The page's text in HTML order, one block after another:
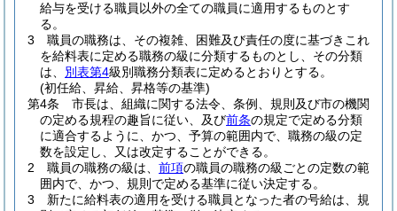
給与を受ける職員以外の全ての職員に適用するものとす
る。
3
職員の職務は、その複雑、困難及び責任の度に基づきこれ
を給料表に定める職務の級に分類するものとし、その分類
は、 別表第4級別職務分類表に定めるとおりとする。
(初任給、昇給、昇格等の基準)
第4条
市長は、組織に関する法令、条例、規則及び市の機関
の定める規程の趣旨に従い、及び前条の規定で定める分類
に適合するように、かつ、予算の範囲内で、職務の級の定
数を設定し、又は改定することができる。
2
職員の職務の級は、 前項の職員の職務の級ごとの定数の範
囲内で、かつ、規則で定める基準に従い決定する。
3
新たに給料表の適用を受ける職員となった者の号給は、規